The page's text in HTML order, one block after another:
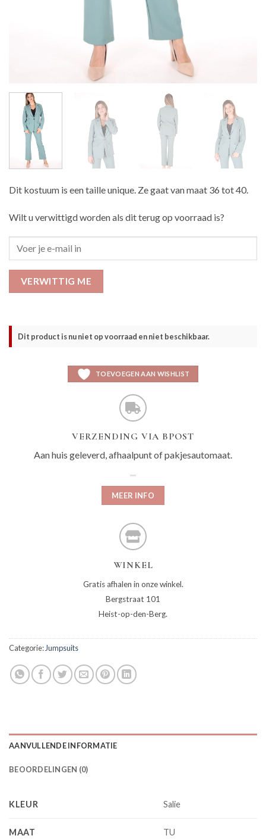
Dit kostuum is een taille unique. Ze gaat van maat 36 tot 40.
Wilt u verwittigd worden als dit terug op voorraad is?
VERWITTIG ME
Dit product is nu niet op voorraad en niet beschikbaar.
TOEVOEGEN AAN WISHLIST
VERZENDING VIA BPOST
Aan huis geleverd, afhaalpunt of pakjesautomaat.
MEER INFO
WINKEL
Gratis afhalen in onze winkel.
Bergstraat 101
Heist-op-den-Berg.
Categorie: Jumpsuits
AANVULLENDE INFORMATIE
BEOORDELINGEN (0)
KLEUR Salie
MAAT TU